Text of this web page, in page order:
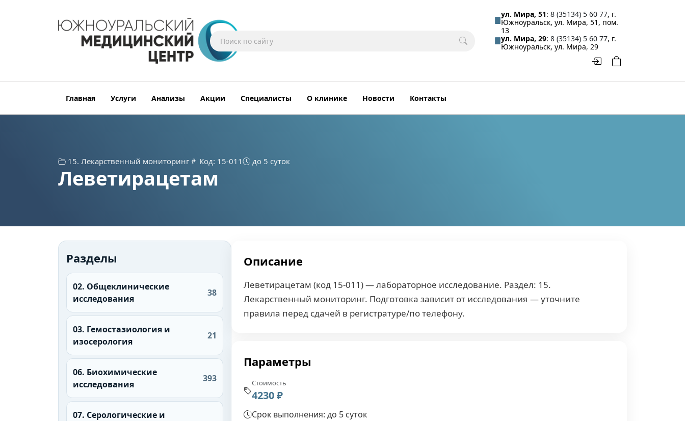
ул. Мира, 51: 8 (35134) 5 60 77, г.
Южноуральск, ул. Мира, 51, пом.
13
ул. Мира, 29:8 (35134) 5 60 77, г.
Южноуральск, ул. Мира, 29
Главная Услуги Анализы Акции Специалисты О клинике Новости Контакты
15. Лекарственный мониторинг Код: 15-011 до 5 суток
Леветирацетам
Разделы
02. Общеклинические
исследования
38
03. Гемостазиология и
изосерология
21
06. Биохимические
исследования
393
07. Серологические и
Описание
Леветирацетам (код 15-011) — лабораторное исследование. Раздел: 15.
Лекарственный мониторинг. Подготовка зависит от исследования — уточните
правила перед сдачей в регистратуре/по телефону.
Параметры
Стоимость
4230 ₽
Срок выполнения: до 5 суток